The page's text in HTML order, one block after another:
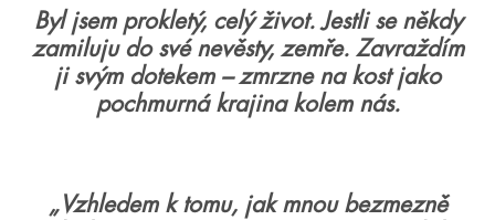
Byl jsem prokletý, celý život. Jestli se někdy
zamiluju do své nevěsty, zemře. Zavraždím
ji svým dotekem – zmrzne na kost jako
pochmurná krajina kolem nás.
„Vzhledem k tomu, jak mnou bezmezně